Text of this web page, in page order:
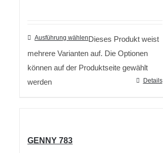
Ausführung wählenDieses Produkt weist
mehrere Varianten auf. Die Optionen
können auf der Produktseite gewählt
werden
Details
GENNY 783